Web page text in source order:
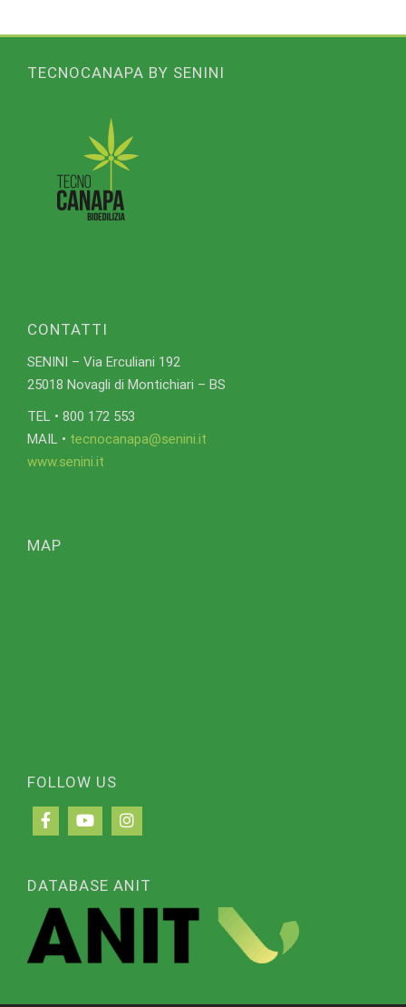
TECNOCANAPA BY SENINI
CONTATTI
SENINI – Via Erculiani 192
25018 Novagli di Montichiari – BS
TEL • 800 172 553
MAIL • tecnocanapa@senini.it
www.senini.it
MAP
FOLLOW US
DATABASE ANIT